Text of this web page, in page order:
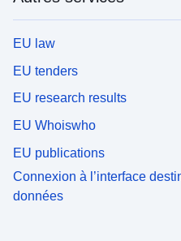
EU law
EU tenders
EU research results
EU Whoiswho
EU publications
Connexion à l’interface
données